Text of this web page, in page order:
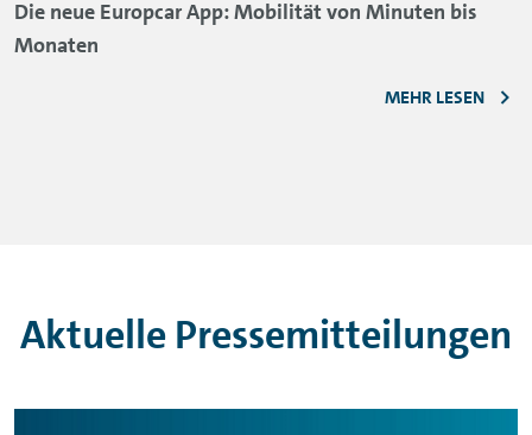
Die neue Europcar App: Mobilität von Minuten bis
Monaten
MEHR LESEN
Aktuelle Pressemitteilungen